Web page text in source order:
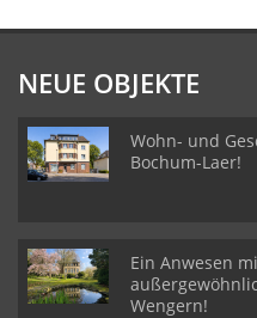
NEUE OBJEKTE
Wohn- und
Bochum-Laer!
Ein Anwesen
Wengern!